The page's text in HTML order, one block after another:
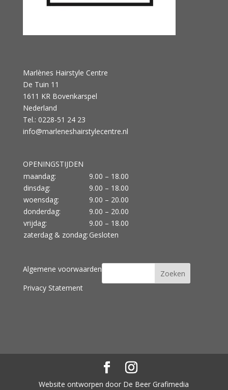
Marlènes Hairstyle Centre
De Tuin 11
1611 KR Bovenkarspel
Nederland
Tel.: 0228-51 24 23
info@marleneshairstylecentre.nl
OPENINGSTIJDEN
maandag:
dinsdag:
woensdag:
donderdag:
vrijdag:
zaterdag & zondag:
9.00 – 18.00
9.00 – 18.00
9.00 – 20.00
9.00 – 20.00
9.00 – 18.00
Gesloten
Algemene voorwaarden
Privacy Statement
Website ontworpen door De Beer Grafimedia